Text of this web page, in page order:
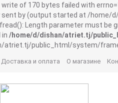
of 170 bytes failed with
sent by (output started at /
Length parameter must be
in /home/d/dishan/atriet.tj/
atriet.tj/public_html/system/
Доставка и оплата О магазине